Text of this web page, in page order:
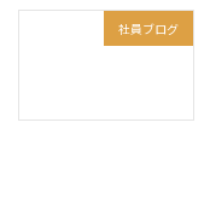
社員ブログ